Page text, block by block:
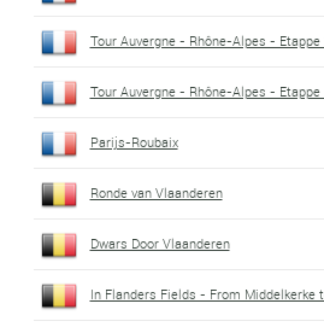
Tour Auvergne - Rhône-Alpes - Etappe
Tour Auvergne - Rhône-Alpes - Etappe
Parijs-Roubaix
Ronde van Vlaanderen
Dwars Door Vlaanderen
In Flanders Fields - From Middelkerke